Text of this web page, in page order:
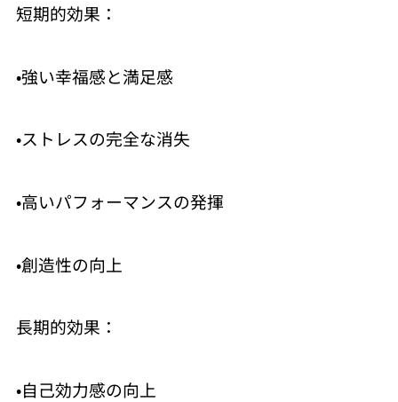
短期的効果：
•強い幸福感と満足感
•ストレスの完全な消失
•高いパフォーマンスの発揮
•創造性の向上
長期的効果：
•自己効力感の向上